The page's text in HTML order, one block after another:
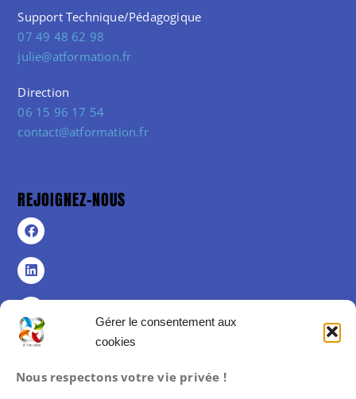
Gérer le consentement aux
cookies
Nous respectons votre vie privée !
Support Technique/Pédagogique
07 49 48 62 98
julie@atformation.fr
Direction
06 15 96 17 54
contact@atformation.fr
REJOIGNEZ-NOUS
Politique de cookies (UE)